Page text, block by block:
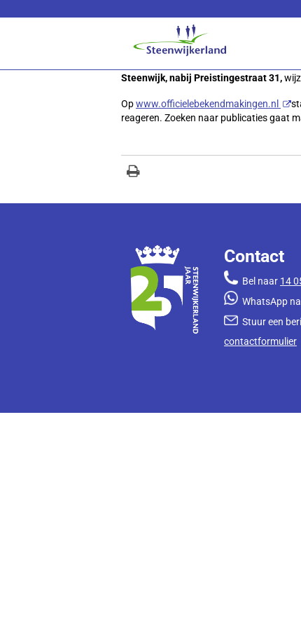
Verkeer & vervoer
Verkeersbesluit
Steenwijk, nabij Preistingestraat 31,
Opwww.officielebekendmakingen.nl
reageren. Zoeken naar publicaties gaat
Contact
Bel naar 14
WhatsApp
Stuur een
contactformulier